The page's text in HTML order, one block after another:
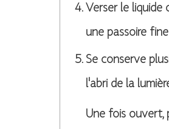
Verser le liquide
une passoire fine
Se conserve
l'abri de la
Une fois ouvert,